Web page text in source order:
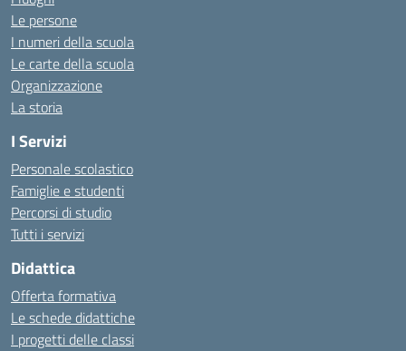
Le persone
I numeri della scuola
Le carte della scuola
Organizzazione
La storia
I Servizi
Personale scolastico
Famiglie e studenti
Percorsi di studio
Tutti i servizi
Didattica
Offerta formativa
Le schede didattiche
I progetti delle classi